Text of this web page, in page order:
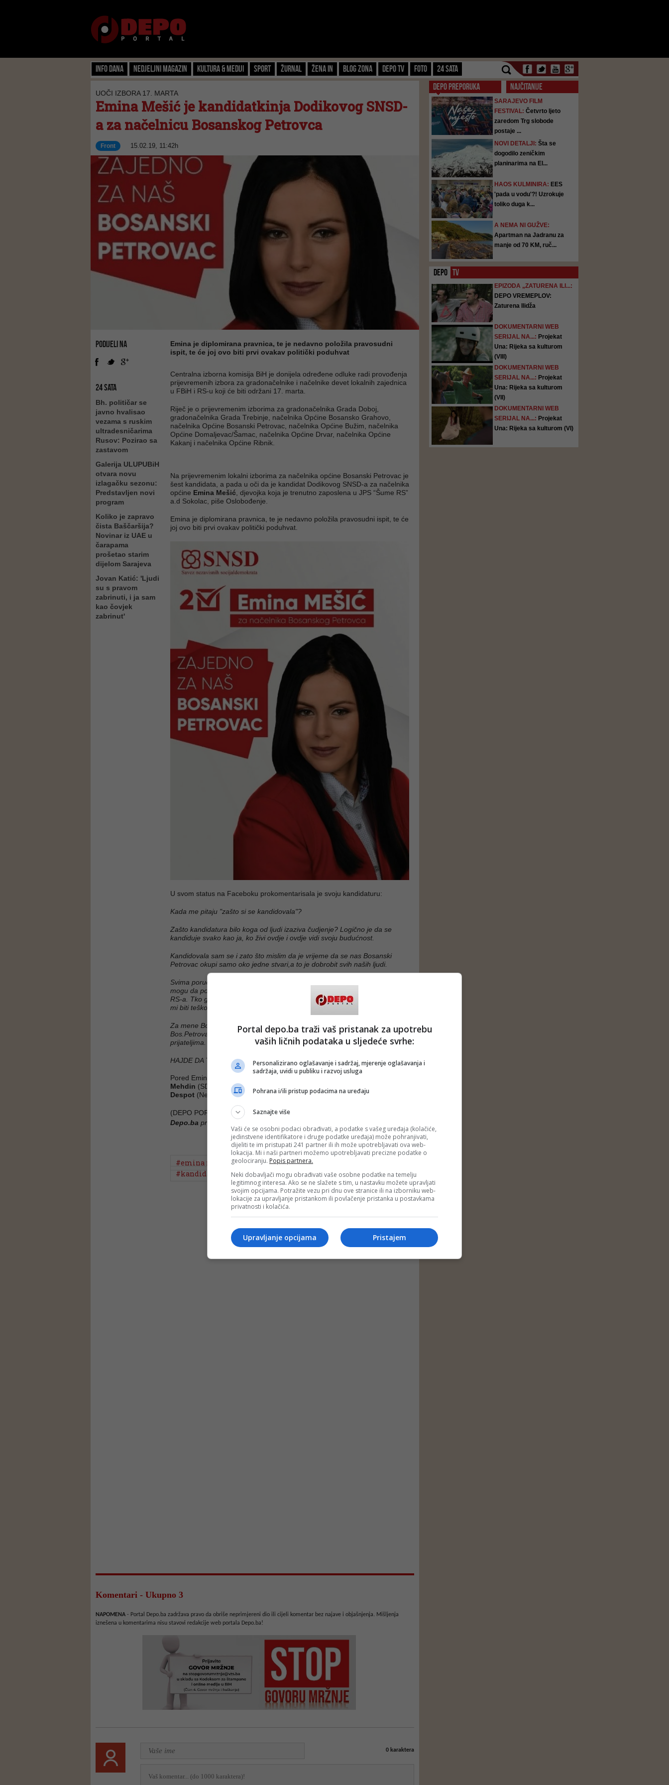
Info dana Nedjeljni magazin Kultura & Mediji Sport Žurnal Žena IN Blog zona Depo TV FOTO 24 SATA
UOČI IZBORA 17. MARTA
Emina Mešić je kandidatkinja Dodikovog SNSD-
a za načelnicu Bosanskog Petrovca
Front 15.02.19, 11:42h
PODIJELI NA
24 SATA
Bh. političar se
javno hvalisao
vezama s ruskim
ultradesničarima
Rusov: Pozirao sa
zastavom
Galerija ULUPUBiH
otvara novu
izlagačku sezonu:
Predstavljen novi
program
Koliko je zapravo
čista Baščaršija?
Novinar iz UAE u
čarapama
prošetao starim
dijelom Sarajeva
Jovan Katić: 'Ljudi
su s pravom
zabrinuti, i ja sam
kao čovjek
zabrinut'
Emina je diplomirana pravnica, te je nedavno položila pravosudni
ispit, te će joj ovo biti prvi ovakav politički poduhvat
Centralna izborna komisija BiH je donijela određene odluke radi provođenja
prijevremenih izbora za gradonačelnike i načelnike devet lokalnih zajednica
u FBiH i RS-u koji će biti održani 17. marta.
Riječ je o prijevremenim izborima za grаdоnаčеlnikа Grаdа Dоbој,
grаdоnаčеlnikа Grаdа Тrеbinjе, nаčеlnikа Оpćinе Bоsаnskо Grаhоvо,
nаčеlnikа Оpćinе Bоsаnski Pеtrоvаc, nаčеlnikа Оpćinе Bužim, nаčеlnikа
Оpćinе Dоmаlјеvаc/Šаmаc, nаčеlnikа Оpćinе Drvаr, nаčеlnikа Оpćinе
Kаkаnj i nаčеlnikа Оpćinе Ribnik.
Na prijevremenim lokalni izborima za načelnika općine Bosanski Petrovac je
šest kandidata, a pada u oči da je kandidat Dodikovog SNSD-a za načelnika
općine Emina Mešić , djevojka koja je trenutno zaposlena u JPS “Šume RS”
a.d Sokolac, piše Oslobođenje.
Emina je diplomirana pravnica, te je nedavno položila pravosudni ispit, te će
joj ovo biti prvi ovakav politički poduhvat.
U svom status na Faceboku prokomentarisala je svoju kandidaturu:
Kada me pitaju "zašto si se kandidovala"?
Zašto kandidatura bilo koga od ljudi izaziva čudjenje? Logično je da se
kandiduje svako kao ja, ko živi ovdje i ovdje vidi svoju budućnost.
Kandidovala sam se i zato što mislim da je vrijeme da se nas Bosanski
Petrovac okupi samo oko jedne stvari,a to je dobrobit svih naših ljudi.
Svima poručujem jednu stvar, vrijeme je da pružimo ruku ka svima koji
mogu da pomognu Bosanskom Petrovcu; i Vladi USK i Vladi FBiH i Vladi
RS-a. Tko god može pomoći našoj opštini u meni će imati saradnika i neće
mi biti teško da ih sve ujedinim u pomoći našem gradu.
Za mene Bos.Petrovac nisu dvije riječi ili ime opštine,za mene je
Bos.Petrovac svijet u kome želim da živim sa svojom porodicom i
prijateljima. Svijet koji mozemo učiniti boljim.
HAJDE DA TO URADIMO ZAJEDNO.
Pored Emine, za načelničko mjesto bore sljedeći kandidati:
Mehdin (SDA), Ermin Hajder (SDP), Rusmir Mujadžić (DF),
Despot (Nezavisni kandidat), teDejan Prošić.
(DEPO PORTAL, BLIN MAGAZIN/dg)
Depo.ba pratite putem društvenih mreža
#emina mešić #snsd
#bosanski petrovac
#kandidatura
Komentari - Ukupno 3
NAPOMENA - Portal Depo.ba zadržava pravo da obriše neprimjereni dio ili cijeli komentar bez najave i objašnjenja. Mišljenja
iznešena u komentarima nisu stavovi redakcije web portala Depo.ba!
0karaktera
DEPO PREPORUKA NAJČITANIJE
SARAJEVO FILM
FESTIVAL: Četvrto ljeto
zaredom Trg slobode
postaje ...
NOVI DETALJI: Šta se
dogodilo zeničkim
planinarima na El...
HAOS KULMINIRA: EES
'pada u vodu'?! Uzrokuje
toliko duga k...
A NEMA NI GUŽVE:
Apartman na Jadranu za
manje od 70 KM, ruč...
DEPO TV
EPIZODA „ZATURENA ILI...:
DEPO VREMEPLOV:
Zaturena Ilidža
DOKUMENTARNI WEB
SERIJAL NA...: Projekat
Una: Rijeka sa kulturom
(VIII)
DOKUMENTARNI WEB
SERIJAL NA...: Projekat
Una: Rijeka sa kulturom
(VII)
DOKUMENTARNI WEB
SERIJAL NA...: Projekat
Una: Rijeka sa kulturom (VI)
Portal depo.ba traži vaš pristanak za upotrebu
vaših ličnih podataka u sljedeće svrhe:
Personalizirano oglašavanje i sadržaj, mjerenje oglašavanja i
sadržaja, uvidi u publiku i razvoj usluga
Pohrana i/ili pristup podacima na uređaju
Saznajte više
Vaši će se osobni podaci obrađivati, a podatke s vašeg uređaja (kolačiće,
jedinstvene identifikatore i druge podatke uređaja) može pohranjivati,
dijeliti te im pristupati 241 partner ili ih može upotrebljavati ova web-
lokacija. Mi i naši partneri možemo upotrebljavati precizne podatke o
geolociranju. Popis partnera.
Neki dobavljači mogu obrađivati vaše osobne podatke na temelju
legitimnog interesa. Ako se ne slažete s tim, u nastavku možete upravljati
svojim opcijama. Potražite vezu pri dnu ove stranice ili na izborniku web-
lokacije za upravljanje pristankom ili povlačenje pristanka u postavkama
privatnosti i kolačića.
Pristajem
Upravljanje opcijama